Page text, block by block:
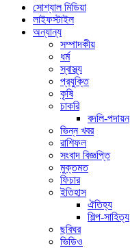
সোশ্যাল মিডিয়া
লাইফস্টাইল
অন্যান্য
সম্পাদকীয়
ধর্ম
স্বাস্থ্য
প্রযুক্তি
কৃষি
চাকরি
বদলি-পদায়ন
ভিন্ন খবর
রাশিফল
সংবাদ বিজ্ঞপ্তি
মুক্তমত
ফিচার
ইতিহাস
ঐতিহ্য
শিল্প-সাহিত্য
ছবিঘর
ভিডিও